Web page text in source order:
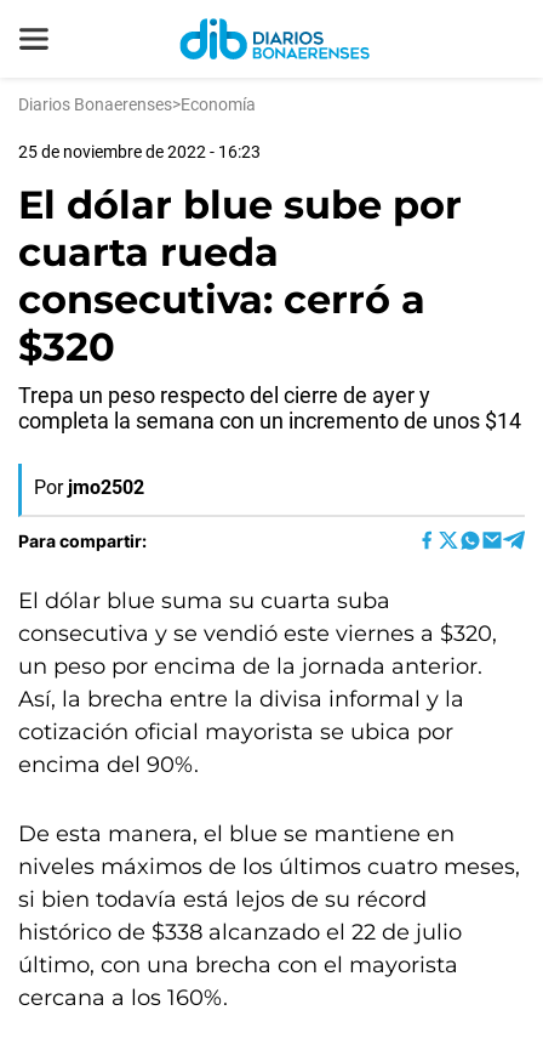
Diarios Bonaerenses>Economía
25 de noviembre de 2022 - 16:23
El dólar blue sube por
cuarta rueda
consecutiva: cerró a
$320
Trepa un peso respecto del cierre de ayer y
completa la semana con un incremento de unos $14
Por jmo2502
Para compartir:
El dólar blue suma su cuarta suba
consecutiva y se vendió este viernes a $320,
un peso por encima de la jornada anterior.
Así, la brecha entre la divisa informal y la
cotización oficial mayorista se ubica por
encima del 90%.
De esta manera, el blue se mantiene en
niveles máximos de los últimos cuatro meses,
si bien todavía está lejos de su récord
histórico de $338 alcanzado el 22 de julio
último, con una brecha con el mayorista
cercana a los 160%.